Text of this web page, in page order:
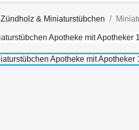
Zündholz & Miniaturstübchen